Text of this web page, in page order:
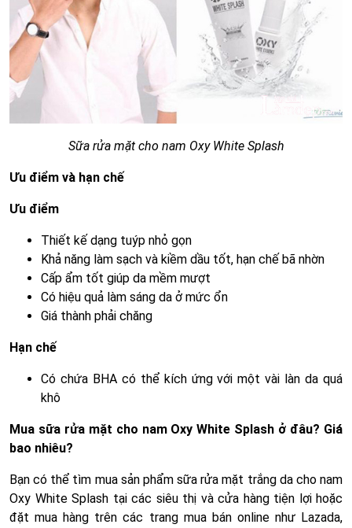
Sữa rửa mặt cho nam Oxy White Splash
Ưu điểm và hạn chế
Ưu điểm
Thiết kế dạng tuýp nhỏ gọn
Khả năng làm sạch và kiềm dầu tốt, hạn chế bã nhờn
Cấp ẩm tốt giúp da mềm mượt
Có hiệu quả làm sáng da ở mức ổn
Giá thành phải chăng
Hạn chế
Có chứa BHA có thể kích ứng với một vài làn da quá
khô
Mua sữa rửa mặt cho nam Oxy White Splash ở đâu? Giá
bao nhiêu?
Bạn có thể tìm mua sản phẩm sữa rửa mặt trắng da cho nam
Oxy White Splash tại các siêu thị và cửa hàng tiện lợi hoặc
đặt mua hàng trên các trang mua bán online như Lazada,